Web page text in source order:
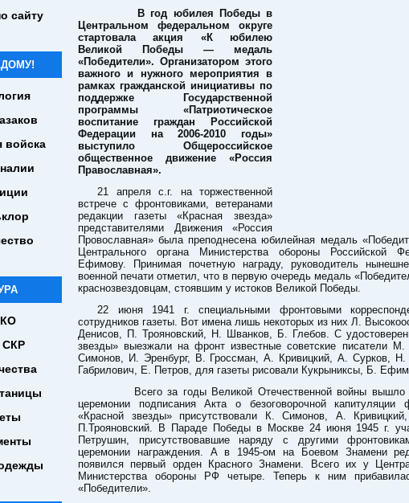
сайту
войска
В год юбилея Победы в
Центральном федеральном округе
стартовала акция «К юбилею
Великой Победы — медаль
«Победители». Организатором этого
важного и нужного мероприятия в
рамках гражданской инициативы по
поддержке Государственной
программы «Патриотическое
воспитание граждан Российской
Федерации на 2006-2010 годы»
выступило Общероссийское
общественное движение «Россия
Православная».
21 апреля с.г. на торжественной
встрече с фронтовиками, ветеранами
редакции газеты «Красная звезда»
представителями Движения «Россия
Провославная» была преподнесена юбилейная медаль
Центрального органа Министерства обороны Российской
Ефимову. Принимая почетную награду, руководитель
военной печати отметил, что в первую очередь медаль
краснозвездовцам, стоявшим у истоков Великой Победы.
22 июня 1941 г. специальными фронтовыми
сотрудников газеты. Вот имена лишь некоторых из них Л.
Денисов, П. Трояновский, Н. Шванков, Б. Глебов. С
звезды» выезжали на фронт известные советские писатели
Симонов, И. Эренбург, В. Гроссман, А. Кривицкий, А. Сурков,
Габрилович, Е. Петров, для газеты рисовали Кукрыниксы, Б.
Всего за годы Великой Отечественной войны вышло
церемонии подписания Акта о безоговорочной капитуляции
«Красной звезды» присутствовали К. Симонов, А.
П.Трояновский. В Параде Победы в Москве 24 июня 1945 г.
Петрушин, присутствовавшие наряду с другими
церемонии награждения. А в 1945-ом на Боевом Знамени
появился первый орден Красного Знамени. Всего их у
Министерства обороны РФ четыре. Теперь к ним
«Победители».